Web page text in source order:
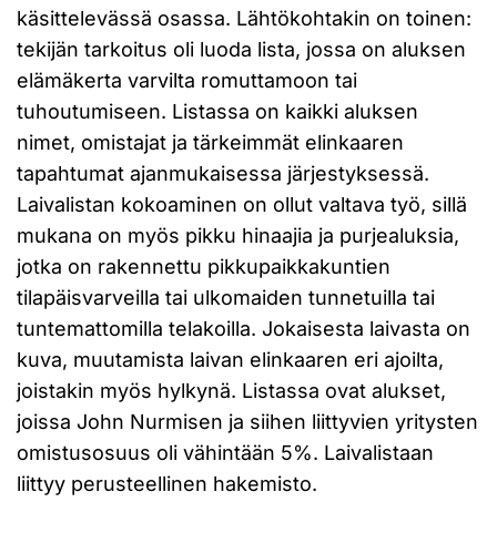
käsittelevässä osassa. Lähtökohtakin on toinen:
tekijän tarkoitus oli luoda lista, jossa on aluksen
elämäkerta varvilta romuttamoon tai
tuhoutumiseen. Listassa on kaikki aluksen
nimet, omistajat ja tärkeimmät elinkaaren
tapahtumat ajanmukaisessa järjestyksessä.
Laivalistan kokoaminen on ollut valtava työ, sillä
mukana on myös pikku hinaajia ja purjealuksia,
jotka on rakennettu pikkupaikkakuntien
tilapäisvarveilla tai ulkomaiden tunnetuilla tai
tuntemattomilla telakoilla. Jokaisesta laivasta on
kuva, muutamista laivan elinkaaren eri ajoilta,
joistakin myös hylkynä. Listassa ovat alukset,
joissa John Nurmisen ja siihen liittyvien yritysten
omistusosuus oli vähintään 5%. Laivalistaan
liittyy perusteellinen hakemisto.